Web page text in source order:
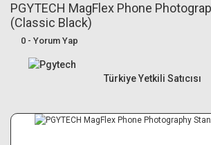
Canon R6 Mark IIIBundle Setler
PGYTECH MagFlex Phone
(Classic Black)
0 - Yorum Yap
Türkiye Yetkili Satıcısı